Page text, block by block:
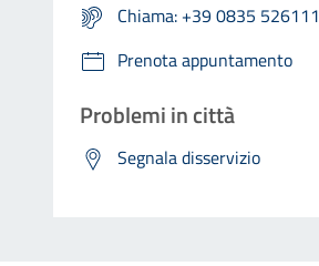
Chiama: +39 0835 526111
Prenota appuntamento
Problemi in città
Segnala disservizio